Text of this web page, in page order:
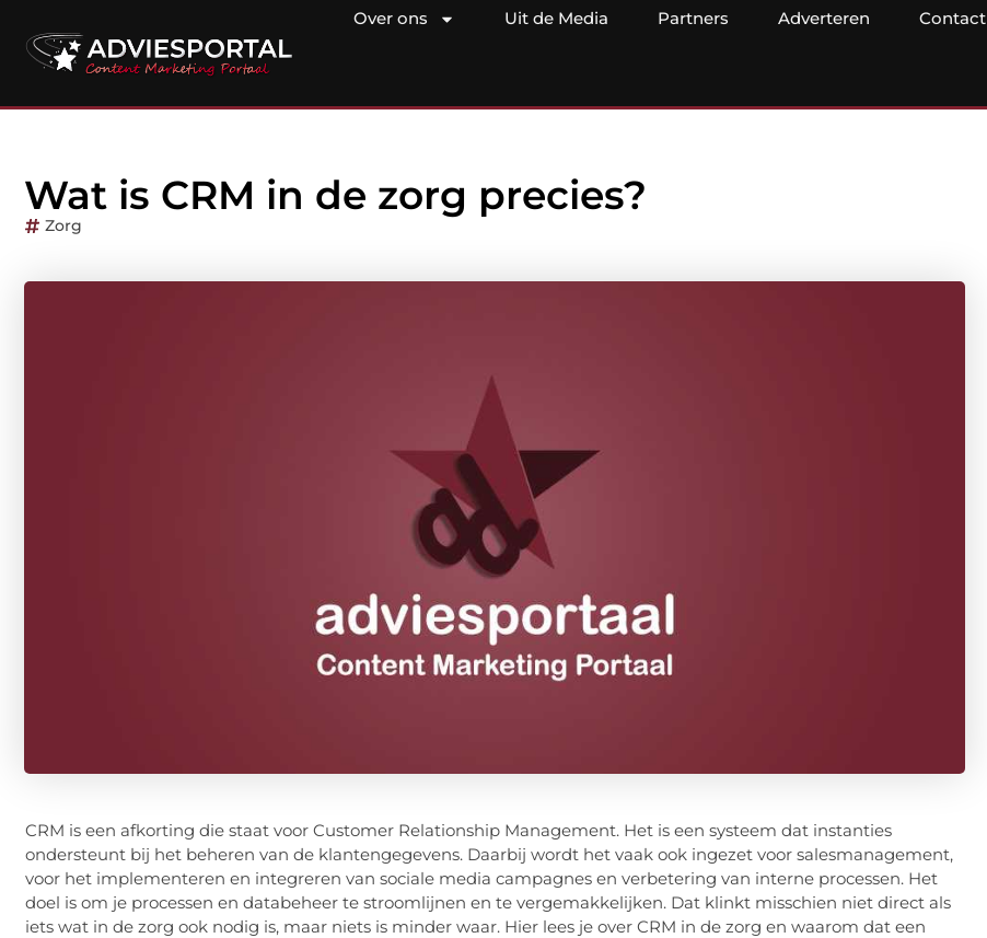
Over ons Uit de Media Partners Adverteren Contact
Wat is CRM in de zorg precies?
Zorg
CRM is een afkorting die staat voor Customer Relationship Management. Het is een systeem dat instanties
ondersteunt bij het beheren van de klantengegevens. Daarbij wordt het vaak ook ingezet voor salesmanagement,
voor het implementeren en integreren van sociale media campagnes en verbetering van interne processen. Het
doel is om je processen en databeheer te stroomlijnen en te vergemakkelijken. Dat klinkt misschien niet direct als
iets wat in de zorg ook nodig is, maar niets is minder waar. Hier lees je over CRM in de zorg en waarom dat een